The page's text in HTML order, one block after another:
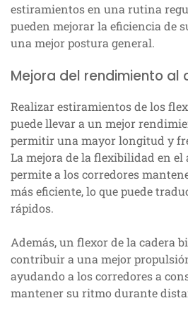
estiramientos en una rutina
pueden mejorar la eficiencia de
una mejor postura general.
Mejora del rendimiento al
Realizar estiramientos de los
puede llevar a un mejor
permitir una mayor longitud y
La mejora de la flexibilidad en el
permite a los corredores
más eficiente, lo que puede
rápidos.
Además, un flexor de la cadera
contribuir a una mejor
ayudando a los corredores a
mantener su ritmo durante